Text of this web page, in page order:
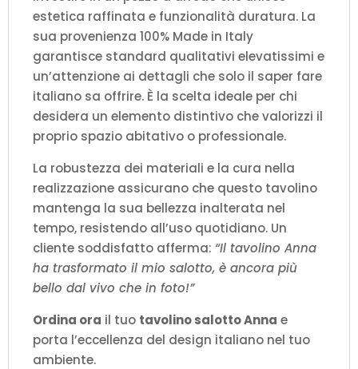
estetica raffinata e funzionalità duratura. La
sua provenienza 100% Made in Italy
garantisce standard qualitativi elevatissimi e
un’attenzione ai dettagli che solo il saper fare
italiano sa offrire. È la scelta ideale per chi
desidera un elemento distintivo che valorizzi il
proprio spazio abitativo o professionale.
La robustezza dei materiali e la cura nella
realizzazione assicurano che questo tavolino
mantenga la sua bellezza inalterata nel
tempo, resistendo all’uso quotidiano. Un
cliente soddisfatto afferma: “Il tavolino Anna
ha trasformato il mio salotto, è ancora più
bello dal vivo che in foto!”
Ordina ora il tuo tavolino salotto Anna e
porta l’eccellenza del design italiano nel tuo
ambiente.